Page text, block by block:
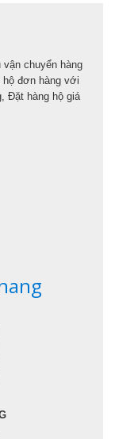
vận chuyển hàng
hộ đơn hàng với
Đặt hàng hộ giá